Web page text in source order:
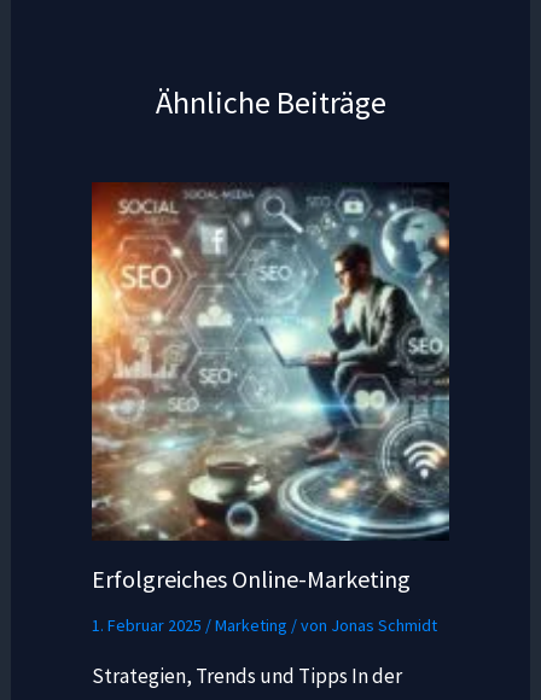
Ähnliche Beiträge
Erfolgreiches Online-Marketing
1. Februar 2025 /Marketing / von Jonas Schmidt
Strategien, Trends und Tipps In der